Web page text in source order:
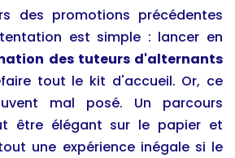
des promotions précédentes
est simple : lancer en
des tuteurs d'alternants
tout le kit d'accueil. Or, ce
mal posé. Un parcours
être élégant sur le papier et
une expérience inégale si le